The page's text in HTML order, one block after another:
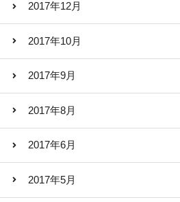
2017年12月
2017年10月
2017年9月
2017年8月
2017年6月
2017年5月